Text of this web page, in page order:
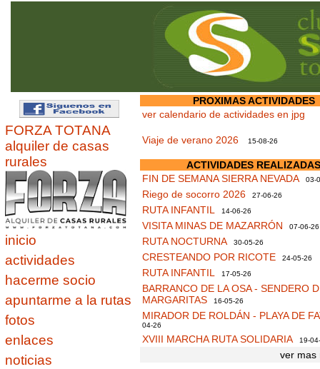
FORZA TOTANA
alquiler de casas
rurales
inicio
actividades
hacerme socio
apuntarme a la rutas
fotos
enlaces
noticias
PROXIMAS ACTIVIDADES
ver calendario de actividades en jpg
Viaje de verano 2026 15-08-26
ACTIVIDADES REALIZADAS
FIN DE SEMANA SIERRA NEVADA 03-
Riego de socorro 2026 27-06-26
RUTA INFANTIL 14-06-26
VISITA MINAS DE MAZARRÓN 07-06-26
RUTA NOCTURNA 30-05-26
CRESTEANDO POR RICOTE 24-05-26
RUTA INFANTIL 17-05-26
BARRANCO DE LA OSA - SENDERO
MARGARITAS 16-05-26
MIRADOR DE ROLDÁN - PLAYA DE
04-26
XVIII MARCHA RUTA SOLIDARIA 19-
ver mas